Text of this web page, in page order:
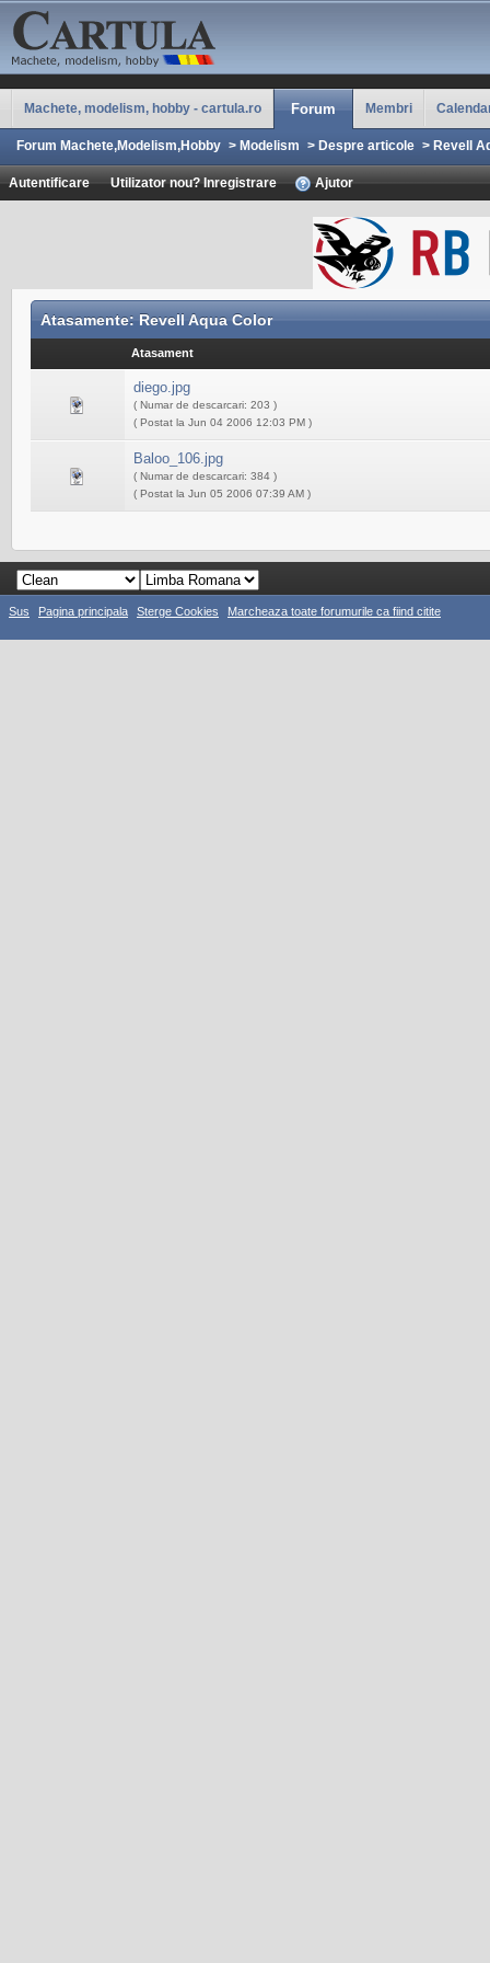
Machete, modelism, hobby - cartula.ro Forum Membri
Forum Machete,Modelism,Hobby > Modelism > Despre articole > Revell
Autentificare Utilizator nou? Inregistrare Ajutor
Atasamente: Revell Aqua Color
Atasament
diego.jpg
( Numar de descarcari: 203 )
( Postat la Jun 04 2006 12:03 PM )
Baloo_106.jpg
( Numar de descarcari: 384 )
( Postat la Jun 05 2006 07:39 AM )
Sus Pagina principala Sterge Cookies Marcheaza toate forumurile ca fiind citite